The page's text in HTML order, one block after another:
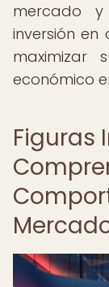
mercado
inversión en
maximizar
económico
Figuras